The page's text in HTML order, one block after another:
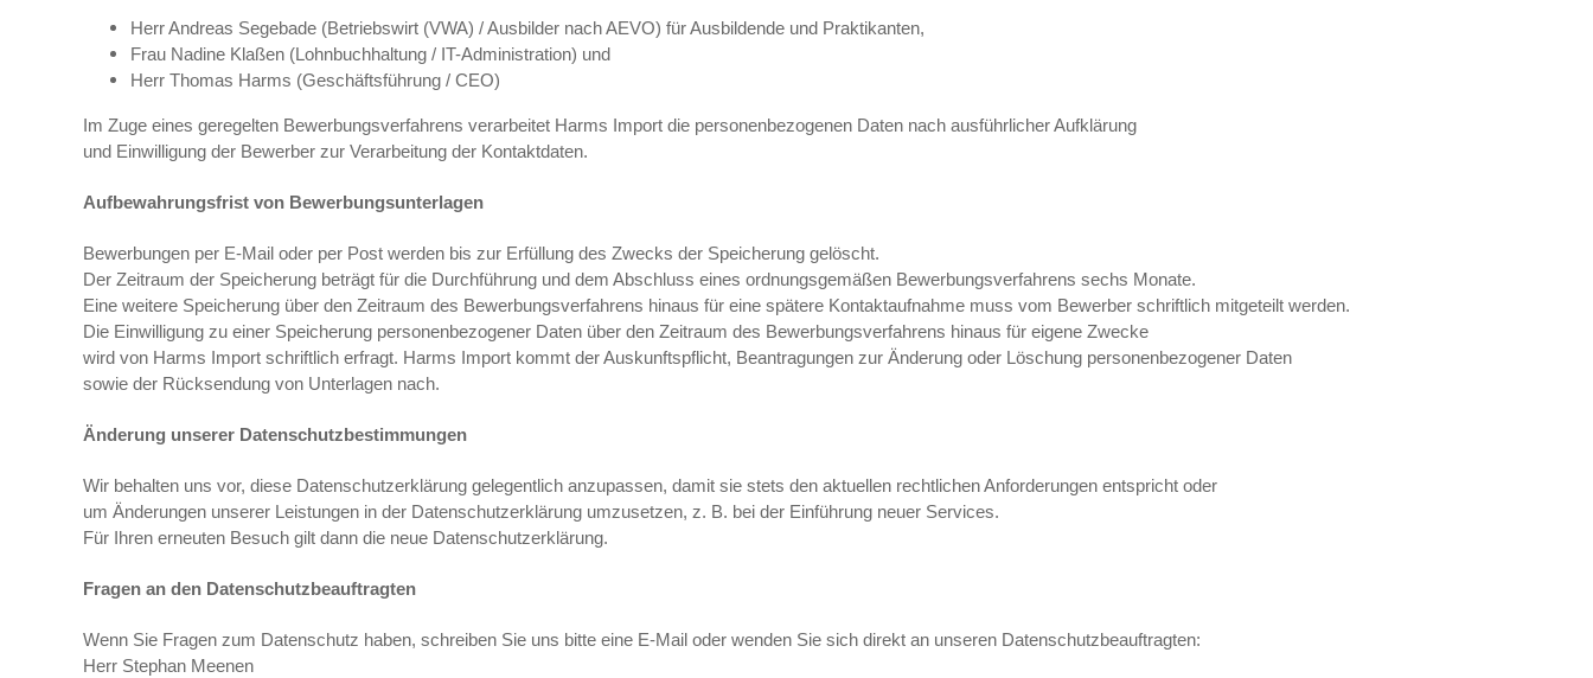
Herr Andreas Segebade (Betriebswirt (VWA) / Ausbilder nach AEVO) für Ausbildende und Praktikanten,
Frau Nadine Klaßen (Lohnbuchhaltung / IT-Administration) und
Herr Thomas Harms (Geschäftsführung / CEO)
Im Zuge eines geregelten Bewerbungsverfahrens verarbeitet Harms Import die personenbezogenen Daten nach ausführlicher Aufklärung
und Einwilligung der Bewerber zur Verarbeitung der Kontaktdaten.
Aufbewahrungsfrist von Bewerbungsunterlagen
Bewerbungen per E-Mail oder per Post werden bis zur Erfüllung des Zwecks der Speicherung gelöscht.
Der Zeitraum der Speicherung beträgt für die Durchführung und dem Abschluss eines ordnungsgemäßen Bewerbungsverfahrens sechs Monate.
Eine weitere Speicherung über den Zeitraum des Bewerbungsverfahrens hinaus für eine spätere Kontaktaufnahme muss vom Bewerber schriftlich mitgeteilt werden.
Die Einwilligung zu einer Speicherung personenbezogener Daten über den Zeitraum des Bewerbungsverfahrens hinaus für eigene Zwecke
wird von Harms Import schriftlich erfragt. Harms Import kommt der Auskunftspflicht, Beantragungen zur Änderung oder Löschung personenbezogener Daten
sowie der Rücksendung von Unterlagen nach.
Änderung unserer Datenschutzbestimmungen
Wir behalten uns vor, diese Datenschutzerklärung gelegentlich anzupassen, damit sie stets den aktuellen rechtlichen Anforderungen entspricht oder
um Änderungen unserer Leistungen in der Datenschutzerklärung umzusetzen, z. B. bei der Einführung neuer Services.
Für Ihren erneuten Besuch gilt dann die neue Datenschutzerklärung.
Fragen an den Datenschutzbeauftragten
Wenn Sie Fragen zum Datenschutz haben, schreiben Sie uns bitte eine E-Mail oder wenden Sie sich direkt an unseren Datenschutzbeauftragten:
Herr Stephan Meenen